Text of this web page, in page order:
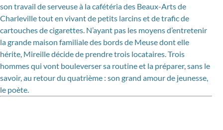
son travail de serveuse à la cafétéria des Beaux-Arts de
Charleville tout en vivant de petits larcins et de trafic de
cartouches de cigarettes. N’ayant pas les moyens d’entretenir
la grande maison familiale des bords de Meuse dont elle
hérite, Mireille décide de prendre trois locataires. Trois
hommes qui vont bouleverser sa routine et la préparer, sans le
savoir, au retour du quatrième : son grand amour de jeunesse,
le poète.